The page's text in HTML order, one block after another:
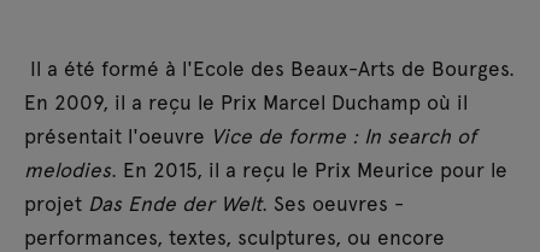
Il a été formé à l'Ecole des Beaux-Arts de Bourges.
En 2009, il a reçu le Prix Marcel Duchamp où il
présentait l'oeuvre Vice de forme : In search of
melodies. En 2015, il a reçu le Prix Meurice pour le
projet Das Ende der Welt. Ses oeuvres -
performances, textes, sculptures, ou encore